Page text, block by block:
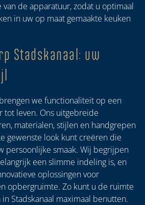
de apparatuur, zodat u optimaal
in uw op maat gemaakte keuken
Stadskanaal: uw
we functionaliteit op een
tot leven. Ons uitgebreide
materialen, stijlen en handgrepen
gewenste look kunt creëren die
persoonlijke smaak. Wij begrijpen
een slimme indeling is, en
oplossingen voor
opbergruimte. Zo kunt u de ruimte
Stadskanaal maximaal benutten.